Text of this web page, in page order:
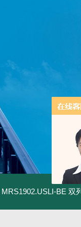
MRS1902.USLI-BE 双